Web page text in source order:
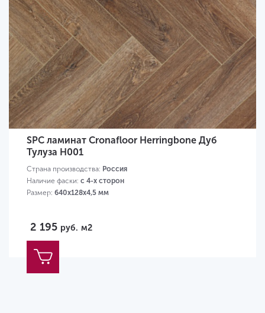
SPC ламинат Cronafloor Herringbone Дуб
Тулуза H001
Страна производства: Россия
Наличие фаски: с 4-х сторон
Размер: 640х128х4,5 мм
2 195 руб. м2